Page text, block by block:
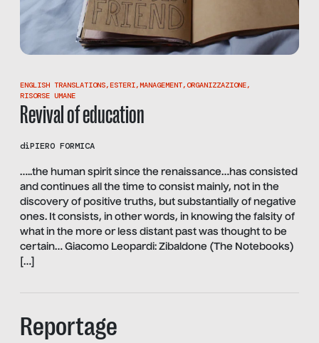
ENGLISH TRANSLATIONS,ESTERI,MANAGEMENT,ORGANIZZAZIONE,
RISORSE UMANE
Revival of education
diPIERO FORMICA
…..the human spirit since the renaissance…has consisted
and continues all the time to consist mainly, not in the
discovery of positive truths, but substantially of negative
ones. It consists, in other words, in knowing the falsity of
what in the more or less distant past was thought to be
certain… Giacomo Leopardi: Zibaldone (The Notebooks)
[…]
Reportage